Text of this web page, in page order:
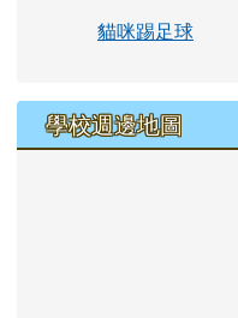
貓咪踢足球
學校週邊地圖